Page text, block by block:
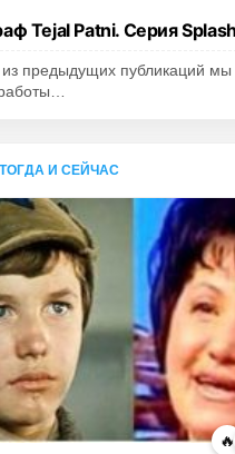
Tejal Patni. Серия
предыдущих публикаций мы
И СЕЙЧАС
🔥